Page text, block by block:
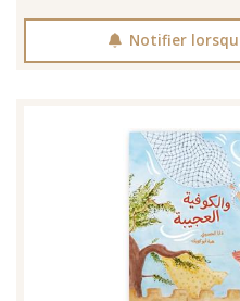
Notifier